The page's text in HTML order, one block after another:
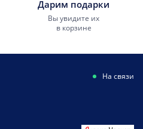
Дарим подарки
Вы увидите их
в корзине
На связи